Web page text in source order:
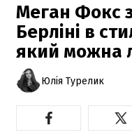
Меган Фокс
Берліні в
який можна
Юлія Турелик